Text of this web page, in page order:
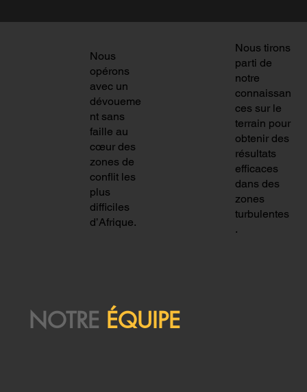
NOTRE ÉQUIPE
Nous
opérons
avec un
dévoueme
nt sans
faille au
cœur des
zones de
conflit les
plus
difficiles
d’Afrique.
Nous tirons
parti de
notre
connaissan
ces sur le
terrain pour
obtenir des
résultats
efficaces
dans des
zones
turbulentes
.